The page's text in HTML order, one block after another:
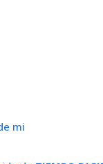
mi